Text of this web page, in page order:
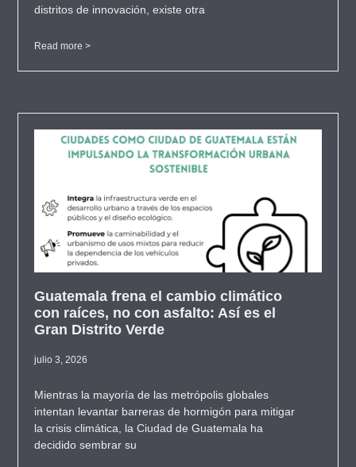
distritos de innovación, existe otra
Read more >
Guatemala frena el cambio climático
con raíces, no con asfalto: Así es el
Gran Distrito Verde
julio 3, 2026
Mientras la mayoría de las metrópolis globales
intentan levantar barreras de hormigón para mitigar
la crisis climática, la Ciudad de Guatemala ha
decidido sembrar su